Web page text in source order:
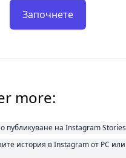
Започнете
more:
публикуване на Instagram Stories
история в Instagram от PC или